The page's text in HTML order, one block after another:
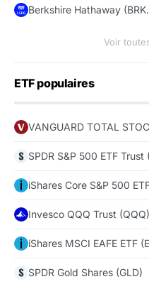
Berkshire Hathaway
Voir
ETF populaires
VANGUARD TOTAL
SPDR S&P 500 ETF Trust
iShares Core S&P 500
Invesco QQQ Trust (QQQ)
iShares MSCI EAFE ETF
SPDR Gold Shares (GLD)